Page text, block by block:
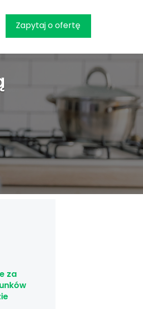
Zapytaj o ofertę
za